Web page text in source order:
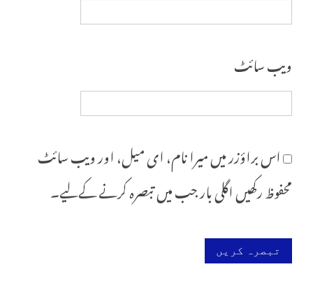
ویب‌ سائٹ
اس براؤزر میں میرا نام، ای میل، اور ویب سائٹ
محفوظ رکھیں اگلی بار جب میں تبصرہ کرنے کےلیے۔